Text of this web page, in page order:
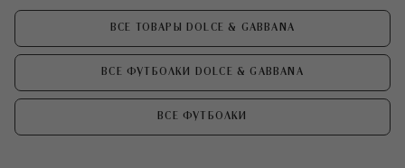
ВСЕ ТОВАРЫ DOLCE & GABBANA
ВСЕ ФУТБОЛКИ DOLCE & GABBANA
ВСЕ ФУТБОЛКИ